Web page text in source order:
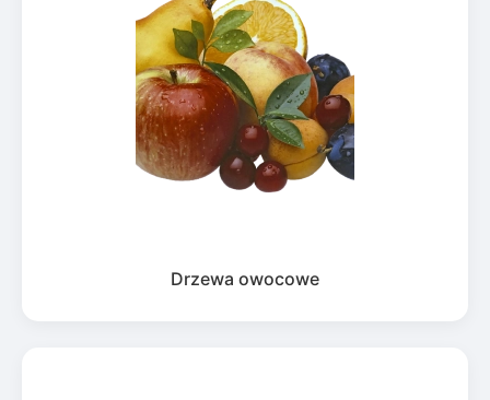
Drzewa owocowe